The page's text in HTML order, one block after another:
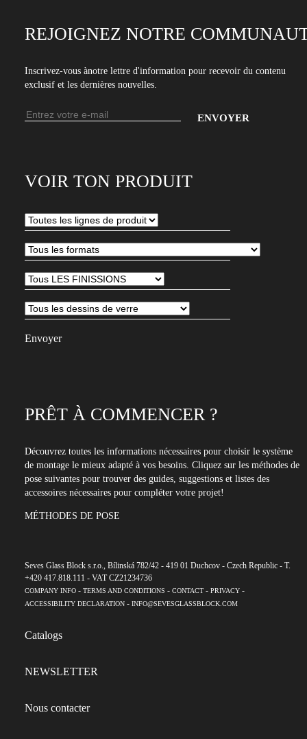
REJOIGNEZ NOTRE
Inscrivez-vous ànotre lettre d'information pour recevoir du contenu
exclusif et les dernières nouvelles.
Adresse
e-
pour
vous
abonner
newsletter
VOIR TON PRODUIT
PRÊT À COMMENCER ?
Découvrez toutes les informations nécessaires pour choisir le système
de montage le mieux adapté à vos besoins. Cliquez sur les méthodes de
pose suivantes pour trouver des guides, suggestions et listes des
accessoires nécessaires pour compléter votre projet!
MÉTHODES DE POSE
Seves Glass Block s.r.o., Bílinská 782/42 - 419 01 Duchcov - Czech Republic - T.
+420 417.818.111 - VAT CZ21234736
COMPANY INFO- TERMS AND CONDITIONS - CONTACT- PRIVACY-
ACCESSIBILITY DECLARATION- INFO@SEVESGLASSBLOCK.COM
Catalogs
NEWSLETTER
Nous contacter